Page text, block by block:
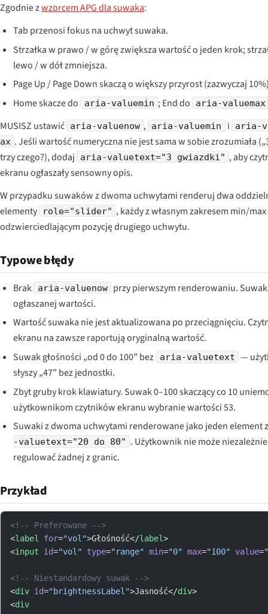
Zgodnie zwzorcem APG dla suwaka:
Tab przenosi fokus na uchwyt suwaka.
Strzałka w prawo / w górę zwiększa wartość o jeden krok;
lewo / w dół zmniejsza.
Page Up / Page Down skaczą o większy przyrost (zazwyczaj
Home skacze do
aria-valuemin ; End do aria-valuemax
MUSISZ ustawić aria-valuenow , aria-valuemin i
aria-
ax . Jeśli wartość numeryczna nie jest sama w sobie zrozumiała
trzy czego?), dodaj
aria-valuetext="3 gwiazdki" , aby
ekranu ogłaszały sensowny opis.
W przypadku suwaków z dwoma uchwytami renderuj dwa
elementy
role="slider" , każdy z własnym zakresem min/max
odzwierciedlającym pozycję drugiego uchwytu.
Typowe błędy
Brak aria-valuenow
przy pierwszym renderowaniu.
ogłaszanej wartości.
Wartość suwaka nie jest aktualizowana po przeciągnięciu.
ekranu na zawsze raportują oryginalną wartość.
Suwak głośności „od 0 do 100” bez
aria-valuetext —
słyszy „47” bez jednostki.
Zbyt gruby krok klawiatury. Suwak 0–100 skaczący co 10
użytkownikom czytników ekranu wybranie wartości 53.
Suwaki z dwoma uchwytami renderowane jako jeden element
-valuetext="20 do 80" . Użytkownik nie może niezależnie
regulować żadnej z granic.
Przykład
<!-- Preferowane -->
<label for="vol">Głośność</label>
<input id="vol" type="range" min="0" max="100" value=
<!-- Niestandardowy suwak -->
<div id="brightnessLabel">Jasność</div>
<div